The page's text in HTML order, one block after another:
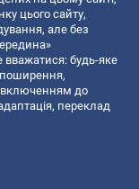
цього сайту,
але без
вважатися: будь-яке
включенням до
переклад